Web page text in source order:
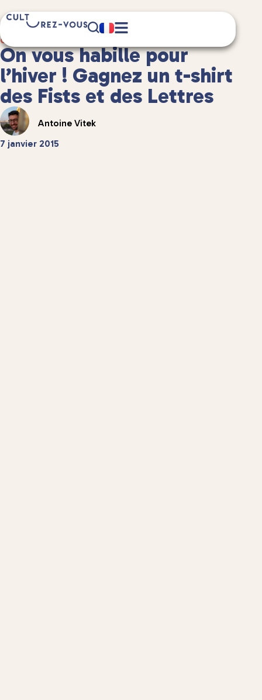
Culture
2 minute(s) de lecture
On vous habille pour
l’hiver ! Gagnez un t-shirt
des Fists et des Lettres
Antoine Vitek
7 janvier 2015